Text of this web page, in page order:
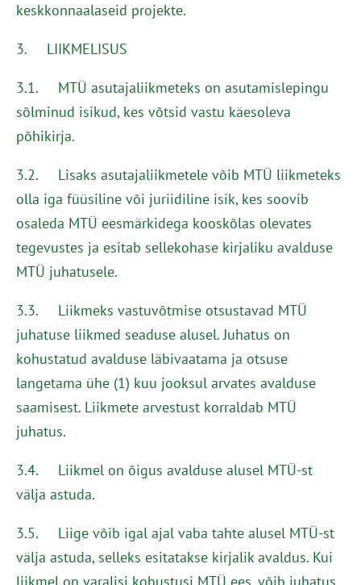
keskkonnaalaseid projekte.
3. LIIKMELISUS
3.1. MTÜ asutajaliikmeteks on asutamislepingu
sõlminud isikud, kes võtsid vastu käesoleva
põhikirja.
3.2. Lisaks asutajaliikmetele võib MTÜ liikmeteks
olla iga füüsiline või juriidiline isik, kes soovib
osaleda MTÜ eesmärkidega kooskõlas olevates
tegevustes ja esitab sellekohase kirjaliku avalduse
MTÜ juhatusele.
3.3. Liikmeks vastuvõtmise otsustavad MTÜ
juhatuse liikmed seaduse alusel. Juhatus on
kohustatud avalduse läbivaatama ja otsuse
langetama ühe (1) kuu jooksul arvates avalduse
saamisest. Liikmete arvestust korraldab MTÜ
juhatus.
3.4. Liikmel on õigus avalduse alusel MTÜ-st
välja astuda.
3.5. Liige võib igal ajal vaba tahte alusel MTÜ-st
välja astuda, selleks esitatakse kirjalik avaldus. Kui